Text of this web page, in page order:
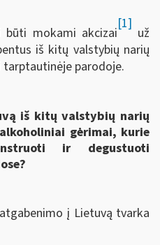
būti mokami akcizai
[1]
už
iš kitų valstybių narių
parodoje.
iš kitų valstybių narių
gėrimai, kurie
ir degustuoti
į Lietuvą tvarka